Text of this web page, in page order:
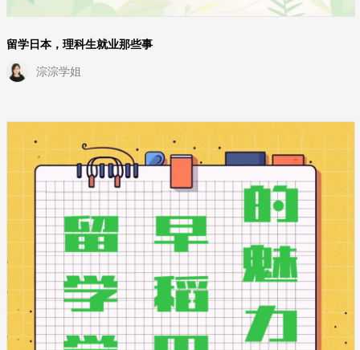
留学日本，理科生就业那些事
淙淙学姐